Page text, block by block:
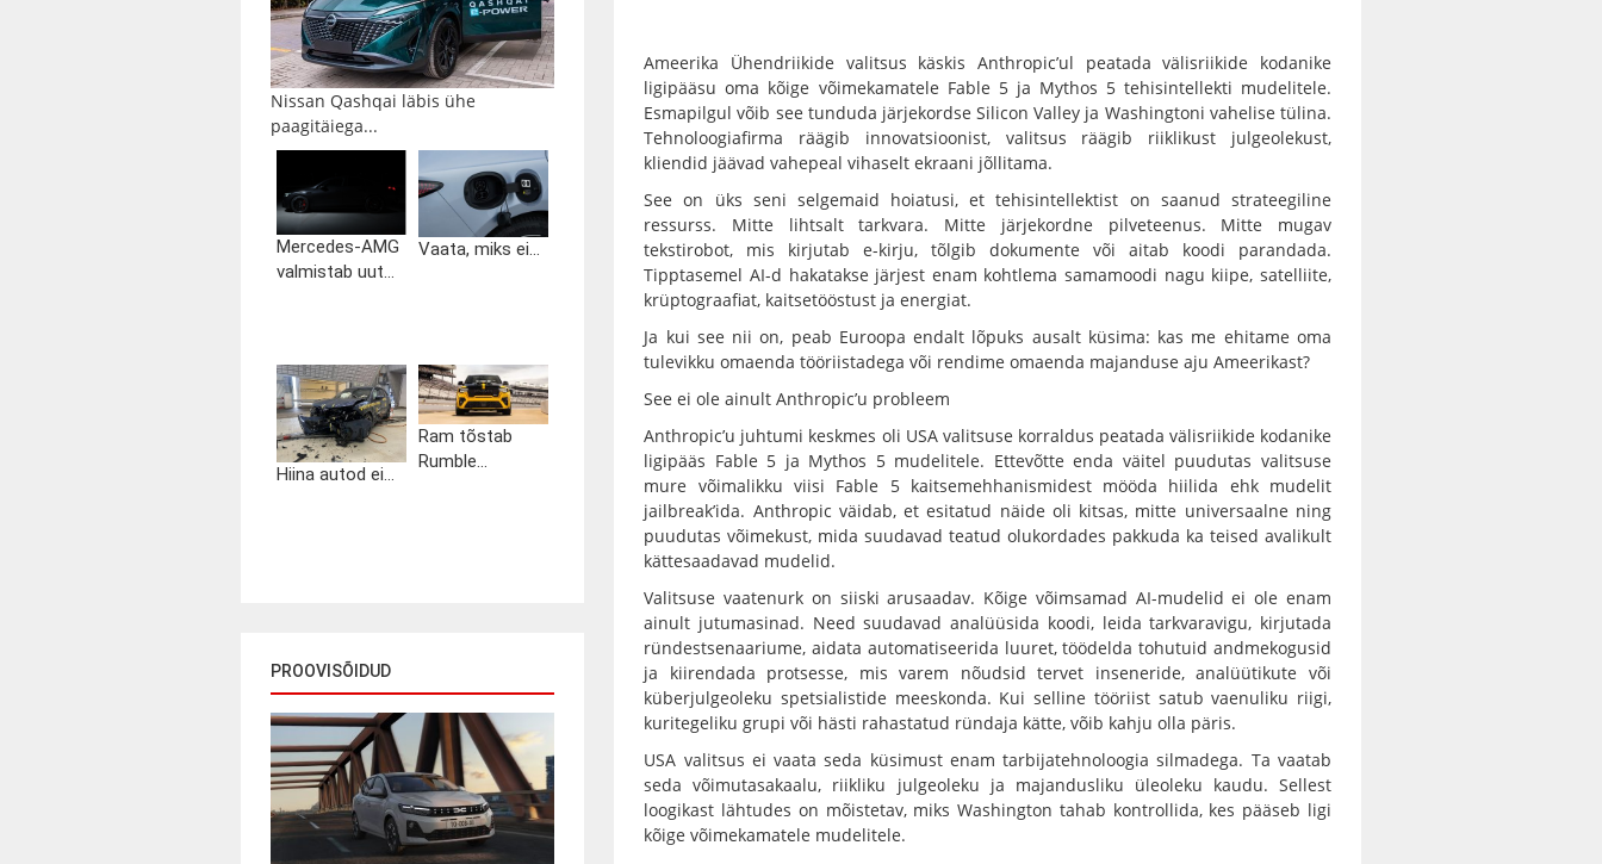
Nissan Qashqai läbis ühe
paagitäiega...
Mercedes-AMG
valmistab uut...
Vaata, miks ei...
Hiina autod ei...
Ram tõstab
Rumble...
PROOVISÕIDUD
Ameerika Ühendriikide valitsus käskis Anthropic’ul peatada välisriikide kodanike
ligipääsu oma kõige võimekamatele Fable 5 ja Mythos 5 tehisintellekti mudelitele.
Esmapilgul võib see tunduda järjekordse Silicon Valley ja Washingtoni vahelise tülina.
Tehnoloogiafirma räägib innovatsioonist, valitsus räägib riiklikust julgeolekust,
kliendid jäävad vahepeal vihaselt ekraani jõllitama.
See on üks seni selgemaid hoiatusi, et tehisintellektist on saanud strateegiline
ressurss. Mitte lihtsalt tarkvara. Mitte järjekordne pilveteenus. Mitte mugav
tekstirobot, mis kirjutab e-kirju, tõlgib dokumente või aitab koodi parandada.
Tipptasemel AI-d hakatakse järjest enam kohtlema samamoodi nagu kiipe, satelliite,
krüptograafiat, kaitsetööstust ja energiat.
Ja kui see nii on, peab Euroopa endalt lõpuks ausalt küsima: kas me ehitame oma
tulevikku omaenda tööriistadega või rendime omaenda majanduse aju Ameerikast?
See ei ole ainult Anthropic’u probleem
Anthropic’u juhtumi keskmes oli USA valitsuse korraldus peatada välisriikide kodanike
ligipääs Fable 5 ja Mythos 5 mudelitele. Ettevõtte enda väitel puudutas valitsuse
mure võimalikku viisi Fable 5 kaitsemehhanismidest mööda hiilida ehk mudelit
jailbreak’ida. Anthropic väidab, et esitatud näide oli kitsas, mitte universaalne ning
puudutas võimekust, mida suudavad teatud olukordades pakkuda ka teised avalikult
kättesaadavad mudelid.
Valitsuse vaatenurk on siiski arusaadav. Kõige võimsamad AI-mudelid ei ole enam
ainult jutumasinad. Need suudavad analüüsida koodi, leida tarkvaravigu, kirjutada
ründestsenaariume, aidata automatiseerida luuret, töödelda tohutuid andmekogusid
ja kiirendada protsesse, mis varem nõudsid tervet inseneride, analüütikute või
küberjulgeoleku spetsialistide meeskonda. Kui selline tööriist satub vaenuliku riigi,
kuritegeliku grupi või hästi rahastatud ründaja kätte, võib kahju olla päris.
USA valitsus ei vaata seda küsimust enam tarbijatehnoloogia silmadega. Ta vaatab
seda võimutasakaalu, riikliku julgeoleku ja majandusliku üleoleku kaudu. Sellest
loogikast lähtudes on mõistetav, miks Washington tahab kontrollida, kes pääseb ligi
kõige võimekamatele mudelitele.